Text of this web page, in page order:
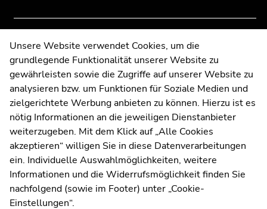
Contact
Web Editors
Moodle
UNIGRAZonline
Imprint
Data Protection Declaration
Accessibility Declaration
WeatherstationUni Graz
overview
page
sections
overview
page
sections
Unsere Website verwendet Cookies, um die
grundlegende Funktionalität unserer Website zu
gewährleisten sowie die Zugriffe auf unserer Website zu
analysieren bzw. um Funktionen für Soziale Medien und
zielgerichtete Werbung anbieten zu können. Hierzu ist es
nötig Informationen an die jeweiligen Dienstanbieter
weiterzugeben. Mit dem Klick auf „Alle Cookies
akzeptieren“ willigen Sie in diese Datenverarbeitungen
ein. Individuelle Auswahlmöglichkeiten, weitere
Informationen und die Widerrufsmöglichkeit finden Sie
nachfolgend (sowie im Footer) unter „Cookie-
Einstellungen“.